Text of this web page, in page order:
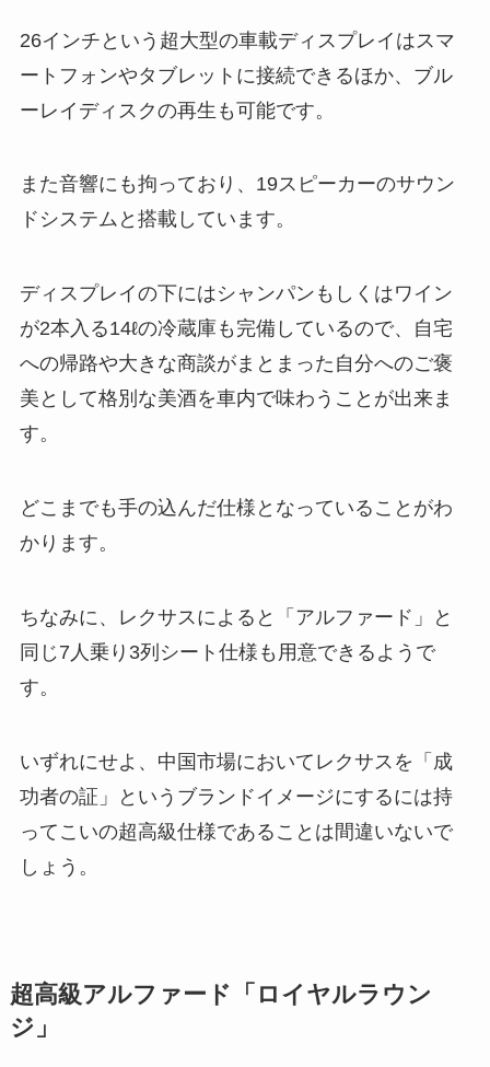
26インチという超大型の車載ディスプレイはスマ
ートフォンやタブレットに接続できるほか、ブル
ーレイディスクの再生も可能です。
また音響にも拘っており、19スピーカーのサウン
ドシステムと搭載しています。
ディスプレイの下にはシャンパンもしくはワイン
が2本入る14ℓの冷蔵庫も完備しているので、自宅
への帰路や大きな商談がまとまった自分へのご褒
美として格別な美酒を車内で味わうことが出来ま
す。
どこまでも手の込んだ仕様となっていることがわ
かります。
ちなみに、レクサスによると「アルファード」と
同じ7人乗り3列シート仕様も用意できるようで
す。
いずれにせよ、中国市場においてレクサスを「成
功者の証」というブランドイメージにするには持
ってこいの超高級仕様であることは間違いないで
しょう。
超高級アルファード「ロイヤルラウン
ジ」